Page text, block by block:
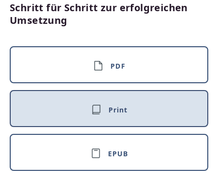
Schritt für Schritt zur erfolgreichen
Umsetzung
PDF
Print
EPUB